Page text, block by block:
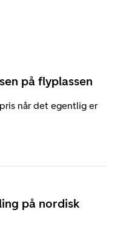
på flyplassen
når det egentlig er
på nordisk